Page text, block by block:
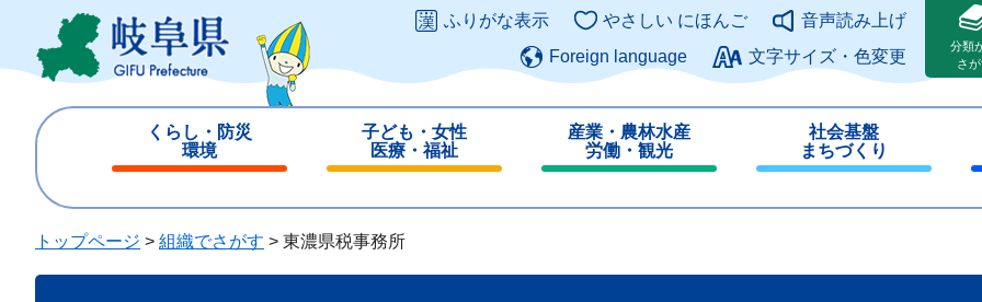
ジ
ュ
このページの本文へ
ふりがな表示 やさしい にほんご
音声読み上げ
Foreign language
文字サイズ・色変更
分類
さ
くらし・防災
環境
じ
子ども・女性
医療・福祉
じ
る
産業・農林水産
労働・観光
じ
社会基盤
まちづくり
じ
トップページ > 組織でさがす > 東濃県税事務所